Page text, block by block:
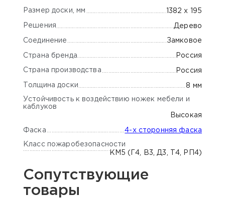
Размер доски, мм 1382 х 195
Решения Дерево
Соединение Замковое
Страна бренда Россия
Страна производства Россия
Толщина доски 8 мм
Устойчивость к воздействию ножек мебели и
каблуков
Высокая
Фаска 4-х сторонняя фаска
Класс пожаробезопасности
КМ5 (Г4, В3, Д3, Т4, РП4)
Сопутствующие
товары